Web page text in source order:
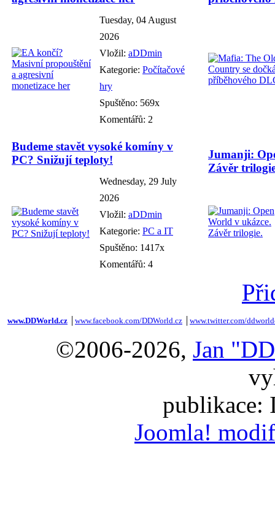
Tuesday, 04 August
2026
Vložil: aDDmin
Kategorie: Počítačové
hry
Spuštěno: 569x
Komentářů: 2
Budeme stavět vysoké komíny v
PC? Snižují teploty!
Wednesday, 29 July
2026
Vložil: aDDmin
Kategorie: PC a IT
Spuštěno: 1417x
Komentářů: 4
Jumanji:
Závěr
www.DDWorld.cz www.facebook.com/DDWorld.cz www.twitter.com/
©2006-2026, Jan
publikace:
Joomla!